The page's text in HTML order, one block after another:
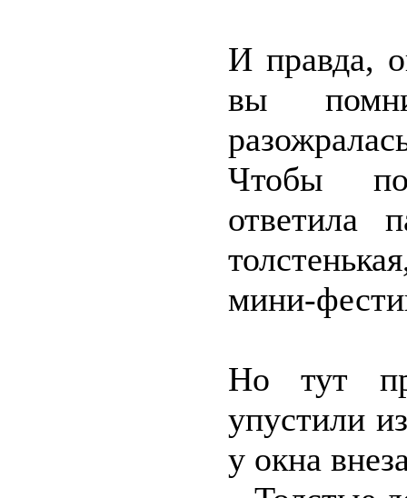
И правда,
вы
Чтобы
ответила
мини-
Но тут
упустили
у окна